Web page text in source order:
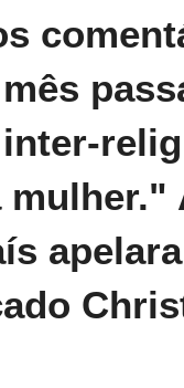
inter-
mulher."